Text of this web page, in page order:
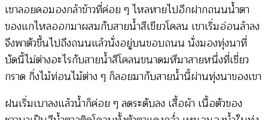
เขาลอยคอมองกล้าข้าวที่ค่อย ๆ ไหลหายไปอีกฝากถนนน้ำตา
ของแกไหลออกมาผสมกับสายน้ำสีเขียวโคลน เขาเริ่มอ่อนล้าลง
จึงพาตัวขึ้นไปถึงถนนแล้วนั่งอยู่บนขอบถนน นั่งมองทุ่งนาที่
บัดนี้ไม่ต่างอะไรกับสายน้ำสีโคลนขนาดมหึมาสายหนึ่งที่เชี่ยว
กราด กิ่งไม้ท่อนไม้ต่าง ๆ ก็ลอยมากับสายน้ำนี้ผ่านทุ่งนาของเขา
ฝนเริ่มเบาลงแล้วน้ำก็ค่อย ๆ ลดระดับลง เสื้อผ้า เนื้อตัวของ